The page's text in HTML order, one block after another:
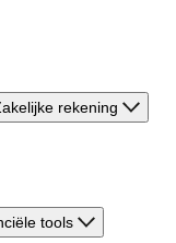
rekening
tools